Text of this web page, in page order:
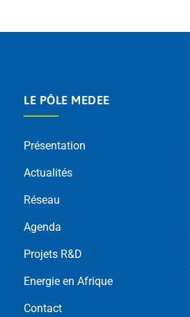
LE PÔLE MEDEE
Présentation
Actualités
Réseau
Agenda
Projets R&D
Energie en Afrique
Contact